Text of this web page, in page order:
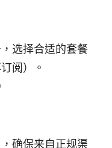
选择合适的套餐
阅）。
确保来自正规渠